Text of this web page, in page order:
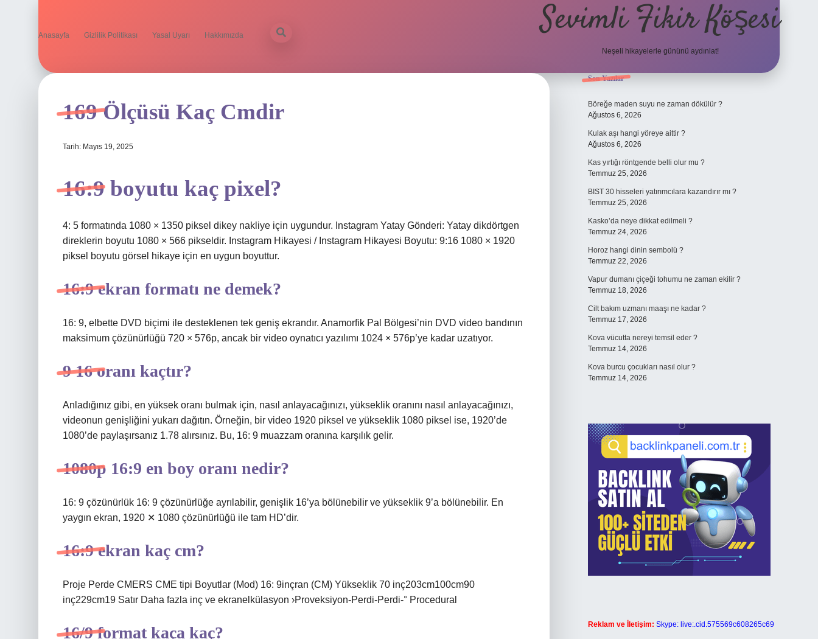
Anasayfa Gizlilik Politikası Yasal Uyarı Hakkımızda Sevimli Fikir Köşesi
Neşeli hikayelerle gününü aydınlat!
169 Ölçüsü Kaç Cmdir
Tarih: Mayıs 19, 2025
16:9 boyutu kaç pixel?
4: 5 formatında 1080 × 1350 piksel dikey nakliye için uygundur. Instagram Yatay Gönderi: Yatay dikdörtgen
direklerin boyutu 1080 × 566 pikseldir. Instagram Hikayesi / Instagram Hikayesi Boyutu: 9:16 1080 × 1920
piksel boyutu görsel hikaye için en uygun boyuttur.
16:9 ekran formatı ne demek?
16: 9, elbette DVD biçimi ile desteklenen tek geniş ekrandır. Anamorfik Pal Bölgesi’nin DVD video bandının
maksimum çözünürlüğü 720 × 576p, ancak bir video oynatıcı yazılımı 1024 × 576p’ye kadar uzatıyor.
9 16 oranı kaçtır?
Anladığınız gibi, en yüksek oranı bulmak için, nasıl anlayacağınızı, yükseklik oranını nasıl anlayacağınızı,
videonun genişliğini yukarı dağıtın. Örneğin, bir video 1920 piksel ve yükseklik 1080 piksel ise, 1920’de
1080’de paylaşırsanız 1.78 alırsınız. Bu, 16: 9 muazzam oranına karşılık gelir.
1080p 16:9 en boy oranı nedir?
16: 9 çözünürlük 16: 9 çözünürlüğe ayrılabilir, genişlik 16’ya bölünebilir ve yükseklik 9’a bölünebilir. En
yaygın ekran, 1920 ✕ 1080 çözünürlüğü ile tam HD’dir.
16:9 ekran kaç cm?
Proje Perde CMERS CME tipi Boyutlar (Mod) 16: 9inçran (CM) Yükseklik 70 inç203cm100cm90
inç229cm19 Satır Daha fazla inç ve ekranelkülasyon ›Proveksiyon-Perdi-Perdi-° Procedural
16/9 format kaça kaç?
Sidebar
Son Yazılar
Böreğe maden suyu ne zaman dökülür ?
Ağustos 6, 2026
Kulak aşı hangi yöreye aittir ?
Ağustos 6, 2026
Kas yırtığı röntgende belli olur mu ?
Temmuz 25, 2026
BIST 30 hisseleri yatırımcılara kazandırır mı ?
Temmuz 25, 2026
Kasko’da neye dikkat edilmeli ?
Temmuz 24, 2026
Horoz hangi dinin sembolü ?
Temmuz 22, 2026
Vapur dumanı çiçeği tohumu ne zaman ekilir ?
Temmuz 18, 2026
Cilt bakım uzmanı maaşı ne kadar ?
Temmuz 17, 2026
Kova vücutta nereyi temsil eder ?
Temmuz 14, 2026
Kova burcu çocukları nasıl olur ?
Temmuz 14, 2026
Reklam ve İletişim: Skype: live:.cid.575569c608265c69